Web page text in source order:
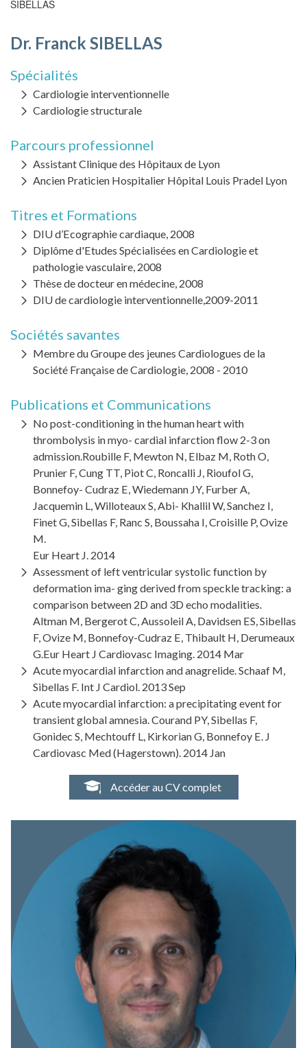
Fil
SIBELLAS
Dr. Franck SIBELLAS
Spécialités
Cardiologie interventionnelle
Cardiologie structurale
Parcours professionnel
Assistant Clinique des Hôpitaux de Lyon
Ancien Praticien Hospitalier Hôpital Louis Pradel Lyon
Titres et Formations
DIU d’Ecographie cardiaque, 2008
Diplôme d'Etudes Spécialisées en Cardiologie et
pathologie vasculaire, 2008
Thèse de docteur en médecine, 2008
DIU de cardiologie interventionnelle,2009-2011
Sociétés savantes
Membre du Groupe des jeunes Cardiologues de la
Société Française de Cardiologie, 2008 - 2010
Publications et Communications
No post-conditioning in the human heart with
thrombolysis in myo- cardial infarction flow 2-3 on
admission.Roubille F, Mewton N, Elbaz M, Roth O,
Prunier F, Cung TT, Piot C, Roncalli J, Rioufol G,
Bonnefoy- Cudraz E, Wiedemann JY, Furber A,
Jacquemin L, Willoteaux S, Abi- Khallil W, Sanchez I,
Finet G, Sibellas F, Ranc S, Boussaha I, Croisille P, Ovize
M.
Eur Heart J. 2014
Assessment of left ventricular systolic function by
deformation ima- ging derived from speckle tracking: a
comparison between 2D and 3D echo modalities.
Altman M, Bergerot C, Aussoleil A, Davidsen ES, Sibellas
F, Ovize M, Bonnefoy-Cudraz E, Thibault H, Derumeaux
G.Eur Heart J Cardiovasc Imaging. 2014 Mar
Acute myocardial infarction and anagrelide. Schaaf M,
Sibellas F. Int J Cardiol. 2013 Sep
Acute myocardial infarction: a precipitating event for
transient global amnesia. Courand PY, Sibellas F,
Gonidec S, Mechtouff L, Kirkorian G, Bonnefoy E. J
Cardiovasc Med (Hagerstown). 2014 Jan
Accéder au CV complet